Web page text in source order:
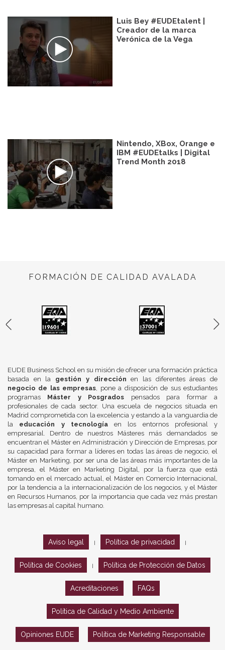
Luis Bey #EUDEtalent |
Creador de la marca
Verónica de la Vega
Nintendo, XBox, Orange e
IBM #EUDEtalks | Digital
Trend Month 2018
FORMACIÓN DE CALIDAD AVALADA
EUDE Business School en su misión de ofrecer una formación práctica
basada en la gestión y dirección en las diferentes áreas de
negocio de las empresas, pone a disposición de sus estudiantes
programas Máster y Posgrados pensados para formar a
profesionales de cada sector. Una escuela de negocios situada en
Madrid comprometida con la excelencia y estando a la vanguardia de
la educación y tecnologíaen los entornos profesional y
empresarial. Dentro de nuestros Másteres más demandados se
encuentran el Máster en Administración y Dirección de Empresas, por
su capacidad para formar a líderes en todas las áreas de negocio, el
Máster en Marketing, por ser una de las áreas más importantes de la
empresa, el Máster en Marketing Digital, por la fuerza que está
tomando en el mercado actual, el Máster en Comercio Internacional,
por la tendencia a la internacionalización de los negocios, y el Máster
en Recursos Humanos, por la importancia que cada vez más prestan
las empresas al capital humano.
Aviso legal Política de privacidad
Política de Cookies Política de Protección de Datos
Acreditaciones FAQs
Política de Calidad y Medio Ambiente
Opiniones EUDE Política de Marketing Responsable